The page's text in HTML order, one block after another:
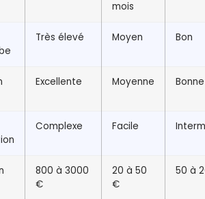
mois
Très élevé Moyen Bon
Excellente Moyenne Bonne
Complexe Facile
800 à 3000
€
20 à 50
€
50 à